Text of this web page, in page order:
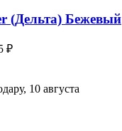
(Дельта) Бежевый
₽
10 августа